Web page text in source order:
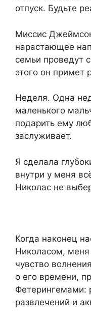
отпуск. Будьте
Миссис
нарастающее
семьи проведут
этого он примет
Неделя. Одна
маленького
подарить ему
заслуживает.
Я сделала
внутри у меня
Николас не
Когда наконец
Николасом,
чувство
о его времени,
Фетерингемами:
развлечений и